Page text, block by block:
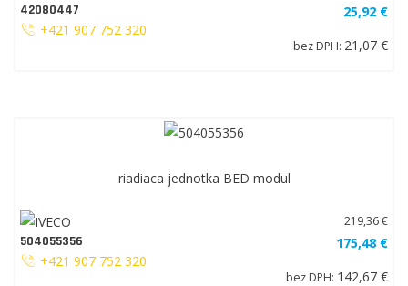
42080447
+421 907 752 320
25,92 €
bez DPH: 21,07 €
riadiaca jednotka BED modul
504055356
+421 907 752 320
219,36 €
175,48 €
bez DPH: 142,67 €